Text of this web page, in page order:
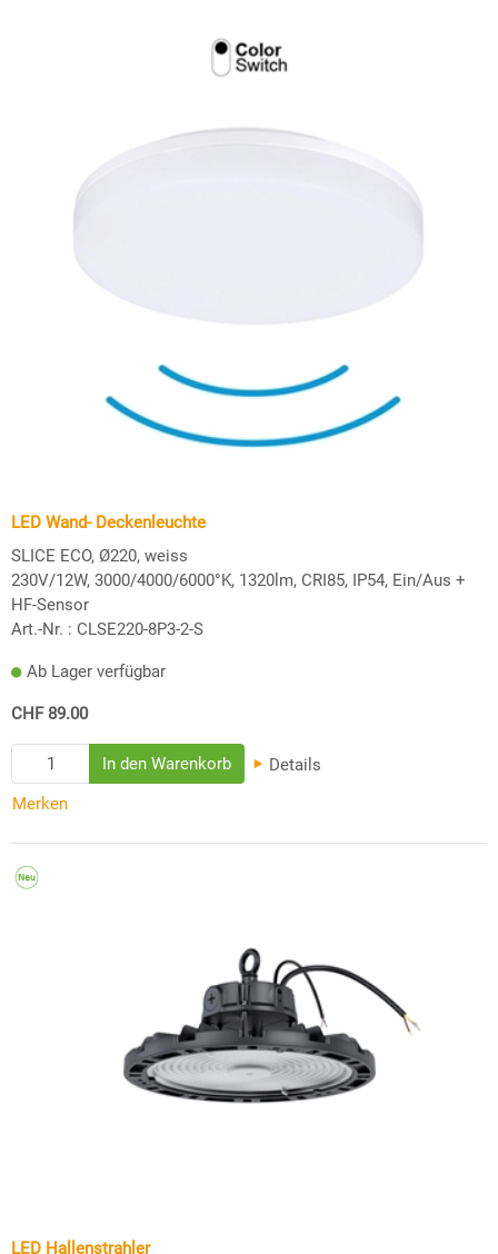
LED Wand- Deckenleuchte
SLICE ECO, Ø220, weiss
230V/12W, 3000/4000/6000°K, 1320lm, CRI85, IP54, Ein/Aus +
HF-Sensor
Art.-Nr. : CLSE220-8P3-2-S
Ab Lager verfügbar
CHF 89.00
Details
Merken
LED Hallenstrahler